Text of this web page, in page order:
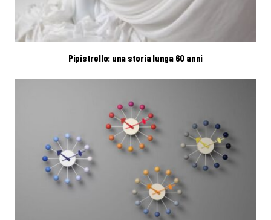
Pipistrello: una storia lunga 60 anni